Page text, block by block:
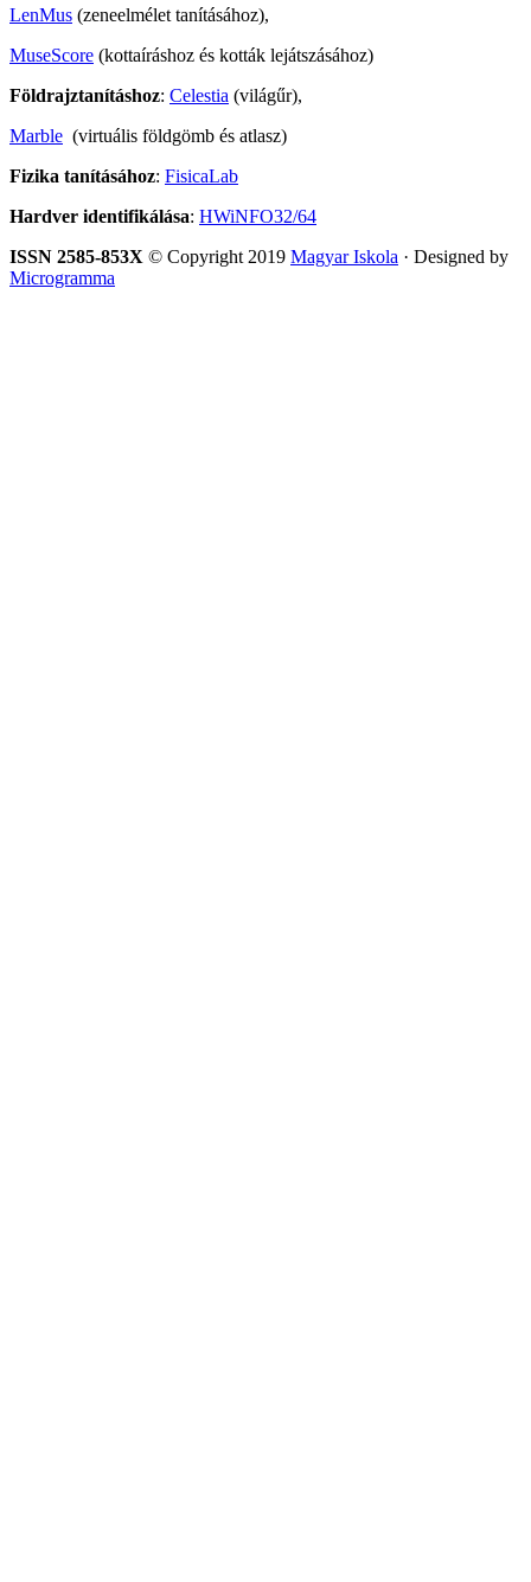
LenMus (zeneelmélet tanításához),
MuseScore (kottaíráshoz és kották lejátszásához)
Földrajztanításhoz: Celestia (világűr),
Marble (virtuális földgömb és atlasz)
Fizika tanításához: FisicaLab
Hardver identifikálása: HWiNFO32/64
ISSN 2585-853X © Copyright 2019 Magyar Iskola · Designed by
Microgramma